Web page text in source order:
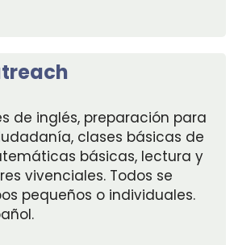
de inglés, preparación para
clases básicas de
básicas, lectura y
vivenciales. Todos se
pequeños o individuales.